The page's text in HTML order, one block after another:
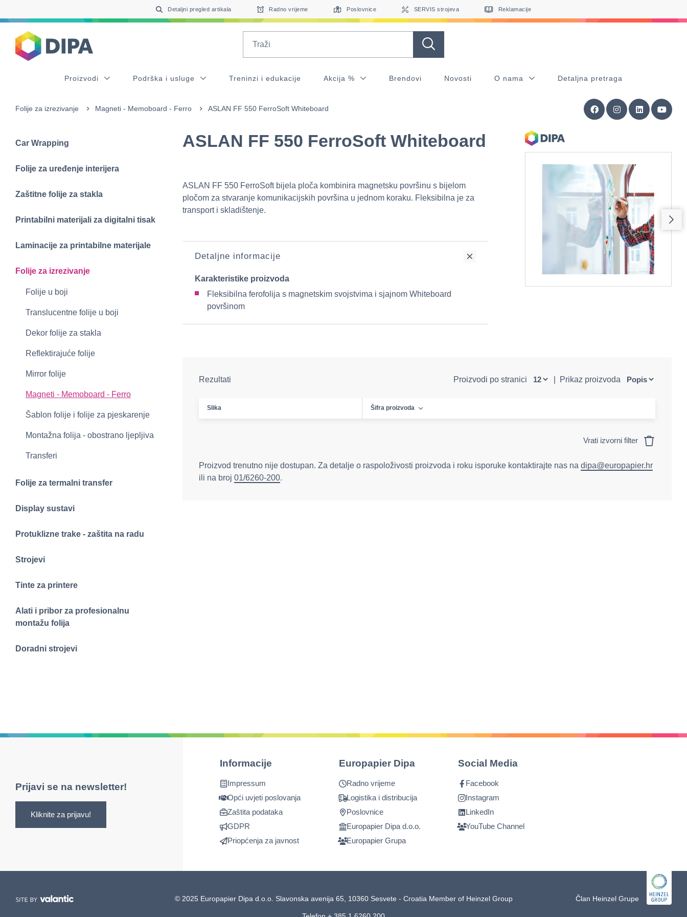
Detaljni pregled artikala Radno vrijeme Poslovnice SERVIS strojeva Reklamacije
Proizvodi Podrška i usluge Treninzi i edukacije Akcija % Brendovi Novosti O nama Detaljna pretraga
Folije za izrezivanje Magneti - Memoboard - Ferro ASLAN FF 550 FerroSoft Whiteboard
Car Wrapping
Folije za uređenje interijera
Zaštitne folije za stakla
Printabilni materijali za digitalni tisak
Laminacije za printabilne materijale
Folije za izrezivanje
Folije u boji
Translucentne folije u boji
Dekor folije za stakla
Reflektirajuće folije
Mirror folije
Magneti - Memoboard - Ferro
Šablon folije i folije za pjeskarenje
Montažna folija - obostrano ljepljiva
Transferi
Folije za termalni transfer
Display sustavi
Protuklizne trake - zaštita na radu
Strojevi
Tinte za printere
Alati i pribor za profesionalnu
montažu folija
Doradni strojevi
ASLAN FF 550 FerroSoft Whiteboard
ASLAN FF 550 FerroSoft bijela ploča kombinira magnetsku površinu s bijelom
pločom za stvaranje komunikacijskih površina u jednom koraku. Fleksibilna je za
transport i skladištenje.
Detaljne informacije
Karakteristike proizvoda
Fleksibilna ferofolija s magnetskim svojstvima i sjajnom Whiteboard
površinom
Rezultati Proizvodi po stranici Prikaz proizvoda
Slika Šifra proizvoda
Vrati izvorni filter
Proizvod trenutno nije dostupan. Za detalje o raspoloživosti proizvoda i roku isporuke kontaktirajte nas na dipa@europapier.hr
ili na broj 01/6260-200.
Prijavi se na newsletter!
Kliknite za prijavu!
Informacije
Impressum
Opći uvjeti poslovanja
Zaštita podataka
GDPR
Priopćenja za javnost
Europapier Dipa
Radno vrijeme
Logistika i distribucija
Poslovnice
Europapier Dipa d.o.o.
Europapier Grupa
Social Media
Facebook
Instagram
LinkedIn
YouTube Channel
© 2025 Europapier Dipa d.o.o. Slavonska avenija 65, 10360 Sesvete - Croatia Member of Heinzel Group Član Heinzel Grupe